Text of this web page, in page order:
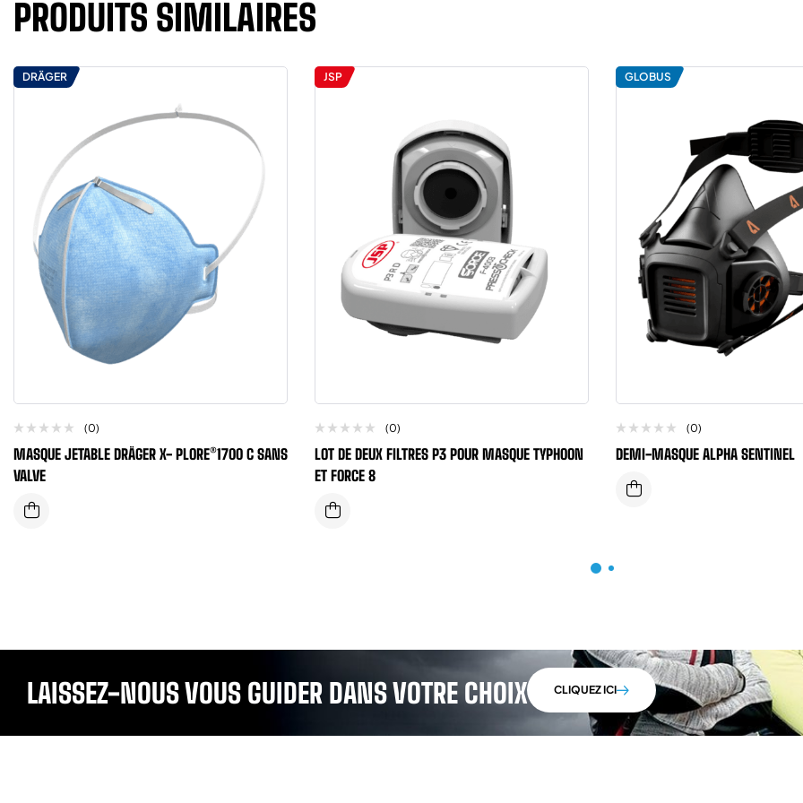
PRODUITS SIMILAIRES
DRÄGER
(0)
MASQUE JETABLE DRÄGER X- PLORE®1700 C SANS
VALVE
JSP
(0)
LOT DE DEUX FILTRES P3 POUR MASQUE TYPHOON
ET FORCE 8
GLOBUS
(0)
DEMI-MASQUE ALPHA SENTINEL
LAISSEZ-NOUS VOUS GUIDER DANS VOTRE CHOIX CLIQUEZ ICI